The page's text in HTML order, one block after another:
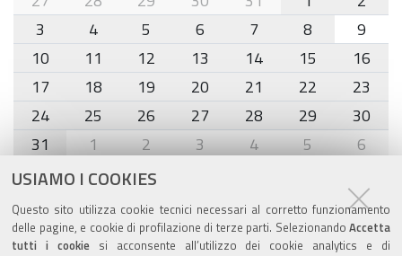
USIAMO I COOKIES
Questo sito utilizza cookie tecnici necessari al corretto funzionamento
delle pagine, e cookie di profilazione di terze parti. Selezionando Accetta
tutti i cookiesi acconsente all’utilizzo dei cookie analytics e di
8 3
4 5 6 7 8
9
10
11 12 13 14 15
16
17
18 19 20 21 22
23
24
25 26 27 28 29
30
31
1 2 3 4 5 6
Agenda eventi
torna alla sezione